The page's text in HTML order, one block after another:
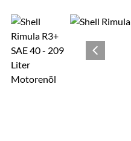
Produktgalerie
Zur Kaufbox springen